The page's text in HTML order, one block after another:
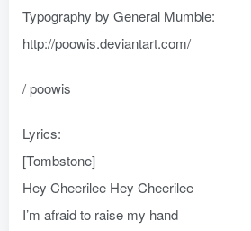
Typography by General Mumble:
http://poowis.deviantart.com/
/ poowis
Lyrics:
[Tombstone]
Hey Cheerilee Hey Cheerilee
I’m afraid to raise my hand